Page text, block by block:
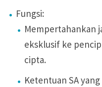
Fungsi:
Mempertahankan
eksklusif ke
cipta.
Ketentuan SA